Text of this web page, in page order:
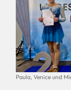
Paula, Venice und